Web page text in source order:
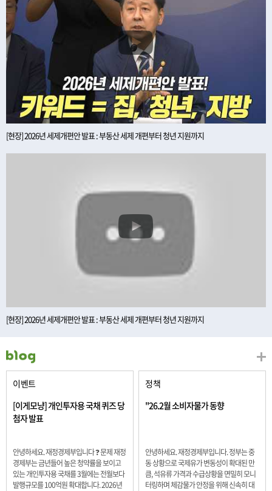
[현장] 2026년 세제개편안 발표 : 부동산 세제 개편부터 청년 지원까지
[현장] 2026년 세제개편안 발표 : 부동산 세제 개편부터 청년 지원까지
이벤트
[이게모냥] 개인투자용 국채 퀴즈 당
첨자 발표
안녕하세요. 재정경제부입니다 ❓ 문제 재정
경제부는 금년들어 높은 청약률을 보이고
있는 개인투자용 국채를 3월에는 전월보다
발행규모를 100억원 확대합니다. 2026년
정책
"26.2월 소비자물가 동향
안녕하세요. 재정경제부입니다. 정부는 중
동 상황으로 국제유가 변동성이 확대된 만
큼, 석유류 가격과 수급상황을 면밀히 모니
터링하며 체감물가 안정을 위해 신속히 대